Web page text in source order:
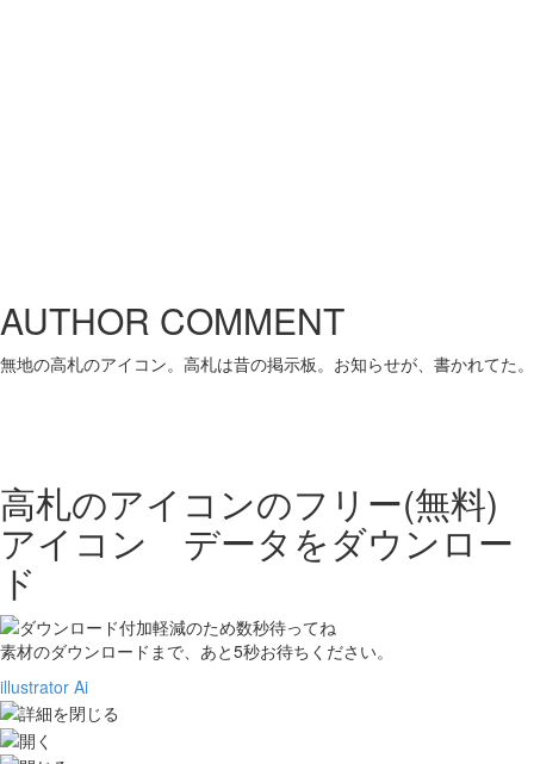
AUTHOR COMMENT
無地の高札のアイコン。高札は昔の掲示板。お知らせが、書かれてた。
高札のアイコンのフリー(無料)
アイコン データをダウンロー
ド
素材のダウンロードまで、あと5秒お待ちください。
illustrator Ai